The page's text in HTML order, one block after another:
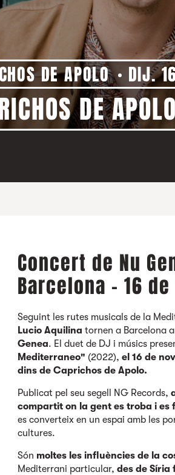
DE APOLO DIJ.
DE
Concert de Nu
Barcelona - 16
Seguint les rutes musicals de la
Lucio Aquilina tornen a Barcelona
Genea. El duet de DJ i músics
Mediterraneo" (2022),el 16 de
dins de Caprichos de Apolo.
Publicat pel seu segell NG Records,
compartit on la gent es troba i
es converteix en un espai amb les
cultures.
Són moltes les influències de la
Mediterrani particular, des de Síria